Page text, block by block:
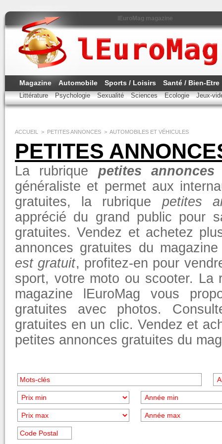
lEuroMag magazine
Magazine Automobile Sports / Loisirs Santé / Bien-Etre
Littérature Psychologie Sexualité Sciences Ecologie Jeux-
ACCUEIL > PETITES ANNONCES > AUTOMOBILES ET VÉHICULES
PETITES
La rubrique petites annonces
généraliste et permet aux
gratuites, la rubrique petites
apprécié du grand public pour
gratuites. Vendez et achetez
annonces gratuites du
est gratuit, profitez-en pour
sport, votre moto ou scooter. La
magazine lEuroMag vous
gratuites avec photos.
gratuites en un clic. Vendez et
petites annonces gratuites du